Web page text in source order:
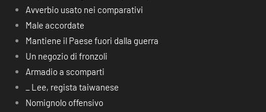
Avverbio usato nei comparativi
Male accordate
Mantiene il Paese fuori dalla guerra
Un negozio di fronzoli
Armadio a scomparti
_ Lee, regista taiwanese
Nomignolo offensivo